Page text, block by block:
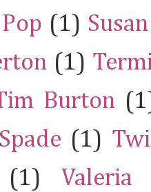
(1)
(1)
Burton
(1)
(1) Valeria